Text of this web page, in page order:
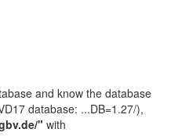
and know the database
database: ...DB=1.27/),
" with